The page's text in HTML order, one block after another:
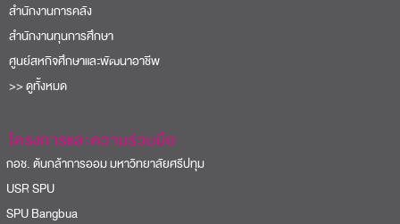
สำนักงานการคลัง
สำนักงานทุนการศึกษา
ศูนย์สหกิจศึกษาและพัฒนาอาชีพ
>> ดูทั้งหมด
โครงการและความร่วมมือ
ช. ต้นกล้าการออม มหาวิทยาลัยศรีปทุม
SPU
Bangbua